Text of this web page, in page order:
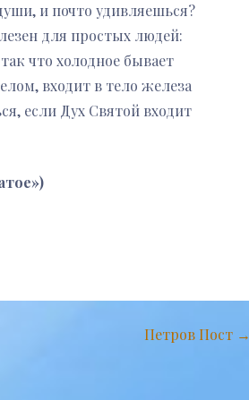
и почто удивляешься?
для простых людей:
что холодное бывает
входит в тело железа
если Дух Святой входит
Петров Пост →